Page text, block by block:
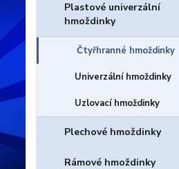
Plastové univerzální
hmoždinky
Čtyřhranné hmoždinky
Univerzální hmoždinky
Uzlovací hmoždinky
Plechové hmoždinky
Rámové hmoždinky